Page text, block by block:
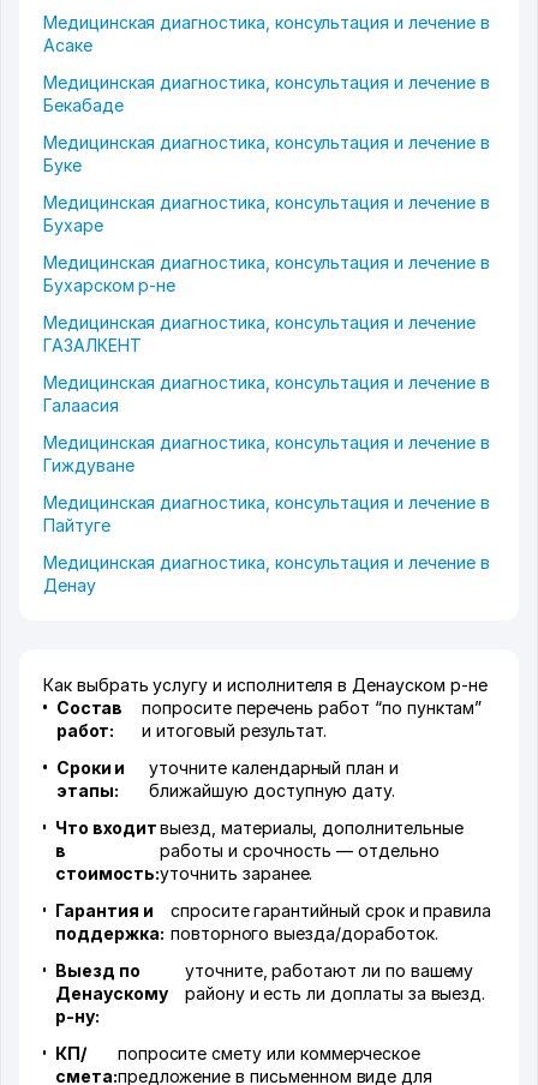
Медицинская диагностика, консультация и лечение в
Асаке
Медицинская диагностика, консультация и лечение в
Бекабаде
Медицинская диагностика, консультация и лечение в
Буке
Медицинская диагностика, консультация и лечение в
Бухаре
Медицинская диагностика, консультация и лечение в
Бухарском р-не
Медицинская диагностика, консультация и лечение
ГАЗАЛКЕНТ
Медицинская диагностика, консультация и лечение в
Галаасия
Медицинская диагностика, консультация и лечение в
Гиждуване
Медицинская диагностика, консультация и лечение в
Пайтуге
Медицинская диагностика, консультация и лечение в
Денау
Как выбрать услугу и исполнителя в Денауском р-не
Состав
работ:
попросите перечень работ “по пунктам”
и итоговый результат.
Сроки и
этапы:
уточните календарный план и
ближайшую доступную дату.
Что входит
в
стоимость:
выезд, материалы, дополнительные
работы и срочность — отдельно
уточнить заранее.
Гарантия и
поддержка:
спросите гарантийный срок и правила
повторного выезда/доработок.
Выезд по
Денаускому
р-ну:
уточните, работают ли по вашему
району и есть ли доплаты за выезд.
КП/
смета:
попросите смету или коммерческое
предложение в письменном виде для